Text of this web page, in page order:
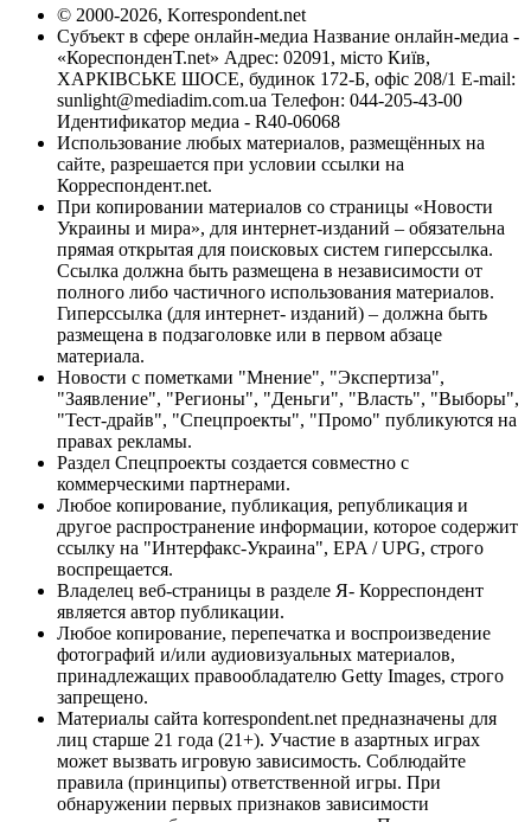
© 2000-2026, Korrespondent.net
Субъект в сфере онлайн-медиа Название онлайн-медиа -
«КореспонденТ.net» Адрес: 02091, місто Київ,
ХАРКІВСЬКЕ ШОСЕ, будинок 172-Б, офіс 208/1 E-mail:
sunlight@mediadim.com.ua Телефон: 044-205-43-00
Идентификатор медиа - R40-06068
Использование любых материалов, размещённых на
сайте, разрешается при условии ссылки на
Корреспондент.net.
При копировании материалов со страницы «Новости
Украины и мира», для интернет-изданий – обязательна
прямая открытая для поисковых систем гиперссылка.
Ссылка должна быть размещена в независимости от
полного либо частичного использования материалов.
Гиперссылка (для интернет- изданий) – должна быть
размещена в подзаголовке или в первом абзаце
материала.
Новости с пометками "Мнение", "Экспертиза",
"Заявление", "Регионы", "Деньги", "Власть", "Выборы",
"Тест-драйв", "Спецпроекты", "Промо" публикуются на
правах рекламы.
Раздел Спецпроекты создается совместно с
коммерческими партнерами.
Любое копирование, публикация, републикация и
другое распространение информации, которое содержит
ссылку на "Интерфакс-Украина", EPA / UPG, строго
воспрещается.
Владелец веб-страницы в разделе Я- Корреспондент
является автор публикации.
Любое копирование, перепечатка и воспроизведение
фотографий и/или аудиовизуальных материалов,
принадлежащих правообладателю Getty Images, строго
запрещено.
Материалы сайта korrespondent.net предназначены для
лиц старше 21 года (21+). Участие в азартных играх
может вызвать игровую зависимость. Соблюдайте
правила (принципы) ответственной игры. При
обнаружении первых признаков зависимости